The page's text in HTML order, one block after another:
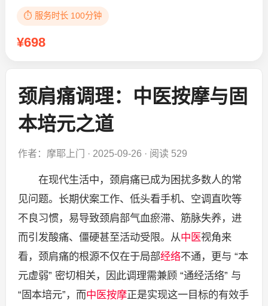
⏱️ 服务时长 100分钟
¥698
颈肩痛调理：中医按摩与固
本培元之道
作者：摩耶上门 · 2025-09-26 · 阅读 529
在现代生活中，颈肩痛已成为困扰多数人的常
见问题。长期伏案工作、低头看手机、空调直吹等
不良习惯，易导致颈肩部气血瘀滞、筋脉失养，进
而引发酸痛、僵硬甚至活动受限。从中医视角来
看，颈肩痛的根源不仅在于局部经络不通，更与 “本
元虚弱” 密切相关，因此调理需兼顾 “通经活络” 与
“固本培元”，而中医按摩正是实现这一目标的有效手